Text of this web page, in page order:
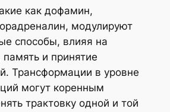
как дофамин,
модулируют
способы, влияя на
память и принятие
Трансформации в уровне
могут коренным
трактовку одной и той